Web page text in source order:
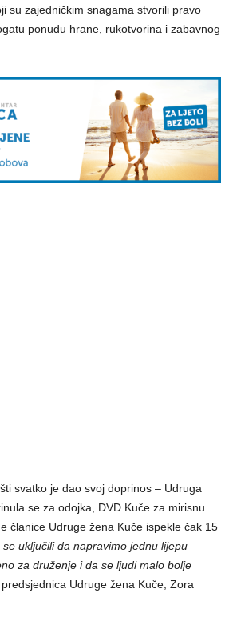
su zajedničkim snagama stvorili pravo
ponudu hrane, rukotvorina i zabavnog
svatko je dao svoj doprinos – Udruga
se za odojka, DVD Kuče za mirisnu
članice Udruge žena Kuče ispekle čak 15
se uključili da napravimo jednu lijepu
za druženje i da se ljudi malo bolje
Udruge žena Kuče, Zora